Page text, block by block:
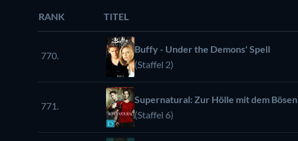
RANK TITEL
770.
Buffy - Under the Demons' Spell
(Staffel 2)
771.
Supernatural: Zur Hölle mit dem Bösen
(Staffel 6)